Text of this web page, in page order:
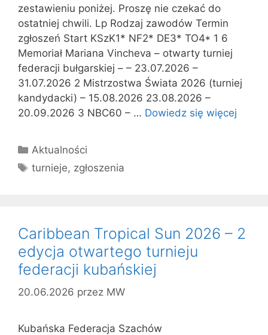
zestawieniu poniżej. Proszę nie czekać do
ostatniej chwili. Lp Rodzaj zawodów Termin
zgłoszeń Start KSzK1* NF2* DE3* TO4* 1 6
Memoriał Mariana Vincheva – otwarty turniej
federacji bułgarskiej – – 23.07.2026 –
31.07.2026 2 Mistrzostwa Świata 2026 (turniej
kandydacki) – 15.08.2026 23.08.2026 –
20.09.2026 3 NBC60 – … Dowiedz się więcej
Kategorie
Aktualności
Tagi
turnieje, zgłoszenia
Caribbean Tropical Sun 2026 – 2
edycja otwartego turnieju
federacji kubańskiej
20.06.2026 przez MW
Kubańska Federacja Szachów